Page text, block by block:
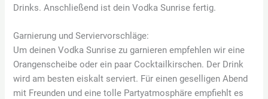
Drinks. Anschließend ist dein Vodka Sunrise fertig.
Garnierung und Serviervorschläge:
Um deinen Vodka Sunrise zu garnieren empfehlen wir eine
Orangenscheibe oder ein paar Cocktailkirschen. Der Drink
wird am besten eiskalt serviert. Für einen geselligen Abend
mit Freunden und eine tolle Partyatmosphäre empfiehlt es